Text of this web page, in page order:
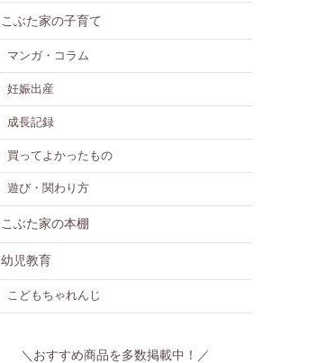
こぶた家の子育て
マンガ・コラム
妊娠出産
成長記録
買ってよかったもの
遊び・関わり方
こぶた家の本棚
幼児教育
こどもちゃれんじ
＼おすすめ商品を多数掲載中！／